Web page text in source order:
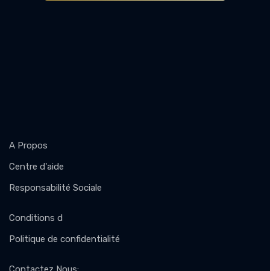
A Propos
Centre d'aide
Responsabilité Sociale
Conditions d
Politique de confidentialité